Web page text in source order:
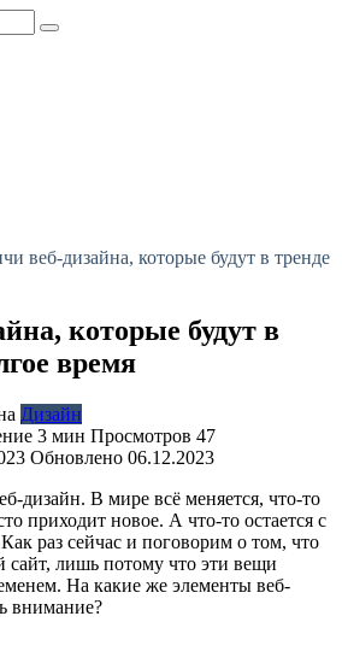
веб-дизайна, которые будут в тренде
которые будут в
время
Дизайн
3 мин Просмотров 47
Обновлено 06.12.2023
дизайн. В мире всё меняется, что-то
приходит новое. А что-то остается с
раз сейчас и поговорим о том, что
сайт, лишь потому что эти вещи
На какие же элементы веб-
внимание?